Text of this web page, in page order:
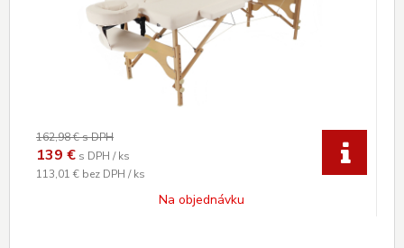
162,98 €s DPH
139 € s DPH / ks
113,01 € bez DPH / ks
Na objednávku